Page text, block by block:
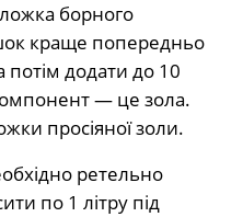
борного
краще попередньо
потім додати до 10
— це зола.
просіяної золи.
ретельно
по 1 літру під